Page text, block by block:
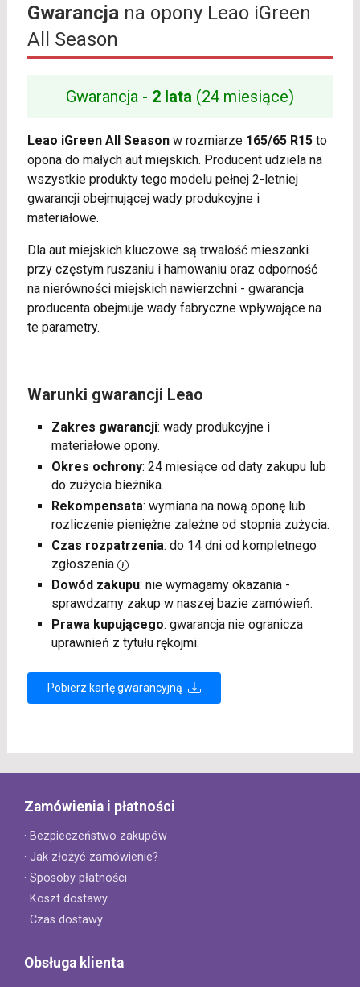
Gwarancjana opony Leao iGreen
All Season
Gwarancja - 2 lata (24 miesiące)
Leao iGreen All Seasonw rozmiarze 165/65 R15to
opona do małych aut miejskich. Producent udziela na
wszystkie produkty tego modelu pełnej 2-letniej
gwarancji obejmującej wady produkcyjne i
materiałowe.
Dla aut miejskich kluczowe są trwałość mieszanki
przy częstym ruszaniu i hamowaniu oraz odporność
na nierówności miejskich nawierzchni - gwarancja
producenta obejmuje wady fabryczne wpływające na
te parametry.
Warunki gwarancji Leao
Zakres gwarancji: wady produkcyjne i
materiałowe opony.
Okres ochrony: 24 miesiące od daty zakupu lub
do zużycia bieżnika.
Rekompensata: wymiana na nową oponę lub
rozliczenie pieniężne zależne od stopnia zużycia.
Czas rozpatrzenia: do 14 dni od kompletnego
zgłoszenia
Dowód zakupu: nie wymagamy okazania -
sprawdzamy zakup w naszej bazie zamówień.
Prawa kupującego: gwarancja nie ogranicza
uprawnień z tytułu rękojmi.
Pobierz kartę gwarancyjną
Zamówienia i płatności
· Bezpieczeństwo zakupów
· Jak złożyć zamówienie?
· Sposoby płatności
· Koszt dostawy
· Czas dostawy
Obsługa klienta